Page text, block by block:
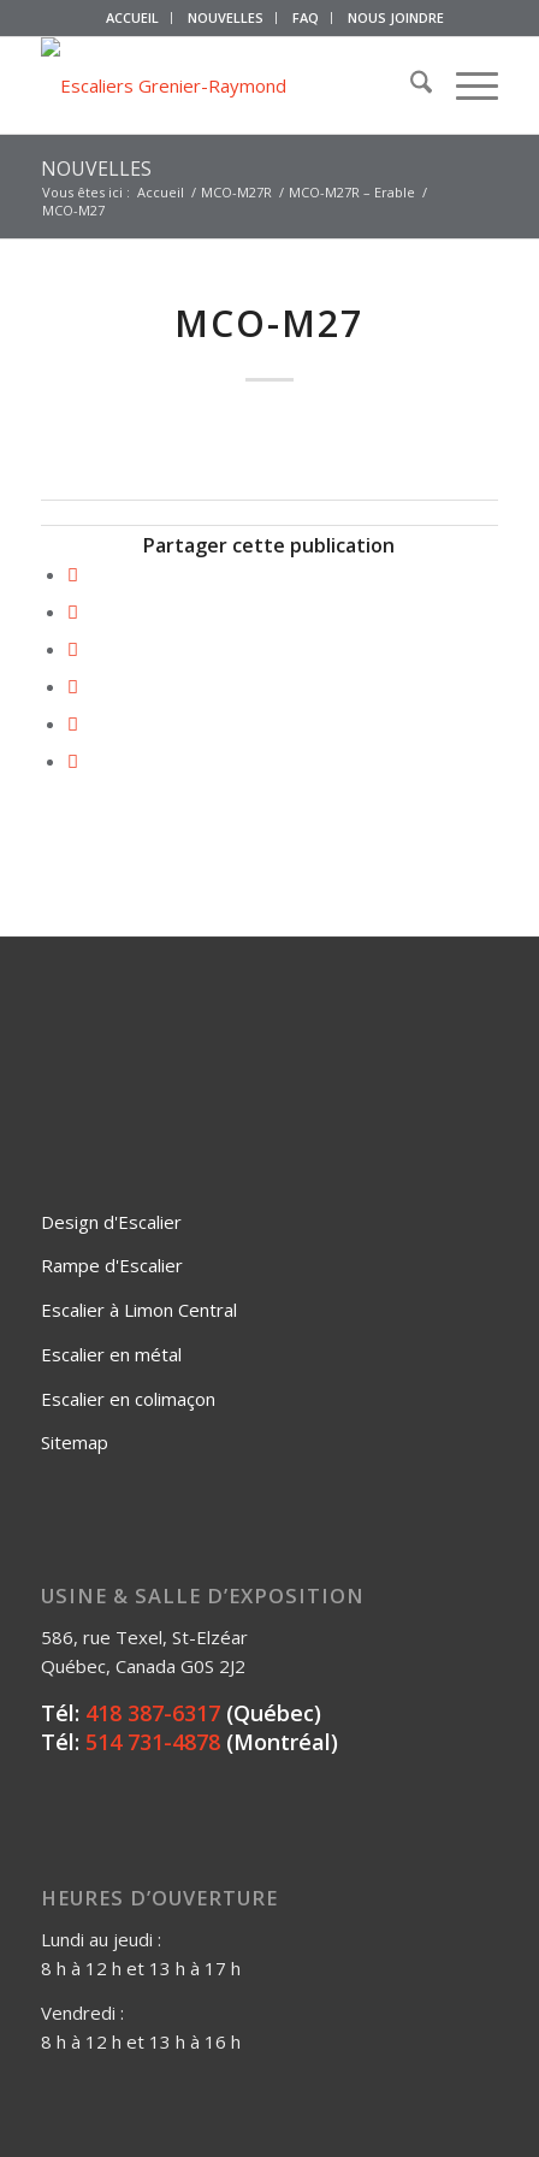
ACCUEIL NOUVELLES FAQ NOUS JOINDRE
NOUVELLES
Vous êtes ici : Accueil / MCO-M27R / MCO-M27R – Erable /
MCO-M27
MCO-M27
Partager cette publication
Design d'Escalier
Rampe d'Escalier
Escalier à Limon Central
Escalier en métal
Escalier en colimaçon
Sitemap
USINE & SALLE D’EXPOSITION
586, rue Texel, St-Elzéar
Québec, Canada G0S 2J2
Tél: 418 387-6317(Québec)
Tél: 514 731-4878(Montréal)
HEURES D’OUVERTURE
Lundi au jeudi :
8 h à 12 h et 13 h à 17 h
Vendredi :
8 h à 12 h et 13 h à 16 h